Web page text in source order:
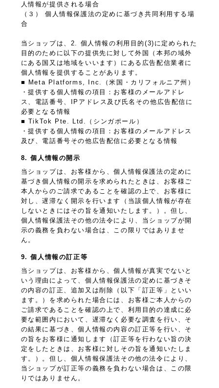
人情報が提供される場合
（３） 個人情報保護法の定めに基づき共同利用する場
合
当ショップは、2. 個人情報の利用目的(3)に定められた
目的のために以下の提供先に対して外国（本邦の域外
にある国又は地域をいいます）にある広告配信業者に
個人情報を提供することがあります。
■ Meta Platforms, Inc.（米国・カリフォルニア州）
・提供する個人情報の項目：お客様のメールアドレ
ス、電話番号、IPアドレス及び氏名その他広告配信に
必要となる情報
■ TikTok Pte. Ltd.（シンガポール）
・提供する個人情報の項目：お客様のメールアドレス
及び、電話番号その他広告配信に必要となる情報
8. 個人情報の開示
当ショップは、お客様から、個人情報保護法の定めに
基づき個人情報の開示を求められたときは、お客様ご
本人からのご請求であることを確認の上で、お客様に
対し、遅滞なく開示を行います（当該個人情報が存在
しないときにはその旨を通知いたします。）。但し、
個人情報保護法その他の法令により、当ショップが開
示の義務を負わない場合は、この限りではありませ
ん。
9. 個人情報の訂正等
当ショップは、お客様から、個人情報が真実でないと
いう理由によって、個人情報保護法の定めに基づきそ
の内容の訂正、追加又は削除（以下「訂正等」といい
ます。）を求められた場合には、お客様ご本人からの
ご請求であることを確認の上で、利用目的の達成に必
要な範囲内において、遅滞なく必要な調査を行い、そ
の結果に基づき、個人情報の内容の訂正等を行い、そ
の旨をお客様に通知します（訂正等を行わない旨の決
定をしたときは、お客様に対しその旨を通知いたしま
す。）。但し、個人情報保護法その他の法令により、
当ショップが訂正等の義務を負わない場合は、この限
りではありません。